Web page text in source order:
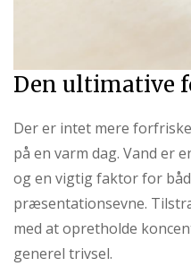
Den ultimative
Der er intet mere
på en varm dag. Vand er
og en vigtig faktor for
præsentationsevne.
med at opretholde
generel trivsel.